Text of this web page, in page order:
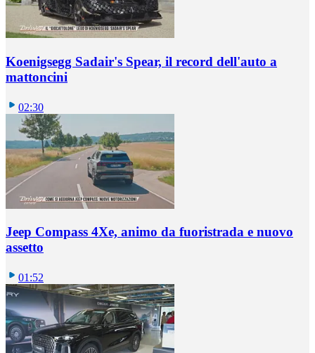
Koenigsegg Sadair's Spear, il record dell'auto a
mattoncini
02:30
Jeep Compass 4Xe, animo da fuoristrada e nuovo
assetto
01:52